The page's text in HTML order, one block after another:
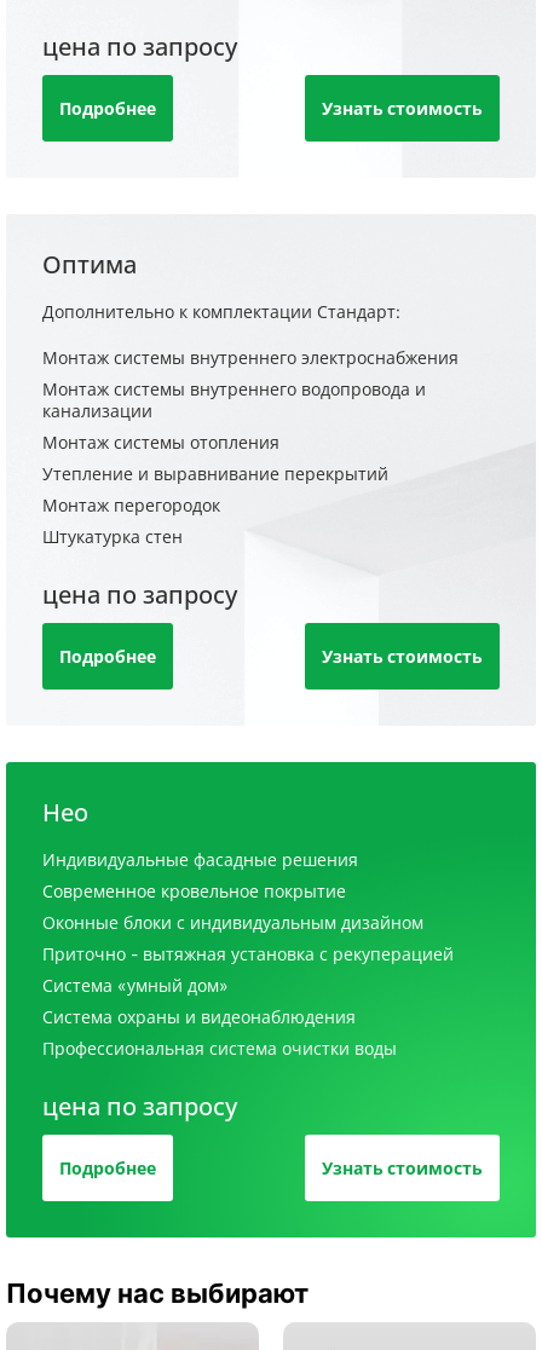
цена по запросу
Подробнее Узнать стоимость
Оптима
Дополнительно к комплектации Стандарт:
Монтаж системы внутреннего электроснабжения
Монтаж системы внутреннего водопровода и
канализации
Монтаж системы отопления
Утепление и выравнивание перекрытий
Монтаж перегородок
Штукатурка стен
цена по запросу
Подробнее Узнать стоимость
Нео
Индивидуальные фасадные решения
Современное кровельное покрытие
Оконные блоки с индивидуальным дизайном
Приточно - вытяжная установка с рекуперацией
Система «умный дом»
Система охраны и видеонаблюдения
Профессиональная система очистки воды
цена по запросу
Подробнее Узнать стоимость
Почему нас выбирают